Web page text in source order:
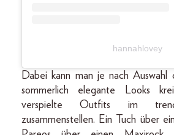
hannahlovey
Dabei kann man je nach Auswahl
sommerlich elegante Looks
verspielte Outfits im
zusammenstellen. Ein Tuch über